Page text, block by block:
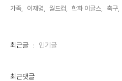
가족,
이재명, 월드컵, 한화 이글스, 축구,
최
인
최근글 인기글
최근댓글